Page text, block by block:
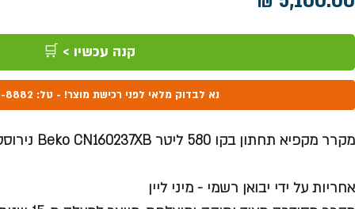
קנה עכשיו > 🛒
נא לבדוק מלאי לפני רכישת מוצר! - טל: 072-250-8882
מקרר מקפיא תחתון בקו 580 ליטר Beko CN160237XB נירוסטה מושחרת
אחריות על ידי יבואן רשמי - מיני ליין